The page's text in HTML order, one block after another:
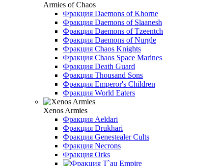
Armies of Chaos
Фракция Daemons of Khorne
Фракция Daemons of Slaanesh
Фракция Daemons of Tzeentch
Фракция Daemons of Nurgle
Фракция Chaos Knights
Фракция Chaos Space Marines
Фракция Death Guard
Фракция Thousand Sons
Фракция Emperor's Children
Фракция World Eaters
Xenos Armies
Фракция Aeldari
Фракция Drukhari
Фракция Genestealer Cults
Фракция Necrons
Фракция Orks